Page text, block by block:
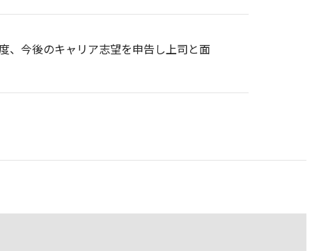
、今後のキャリア志望を申告し上司と面